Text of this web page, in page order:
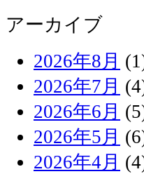
アーカイブ
2026年8月
2026年7月
2026年6月
2026年5月
2026年4月